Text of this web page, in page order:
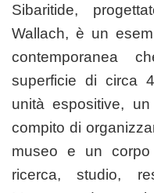
Sibaritide,
Wallach, è un
contemporanea
superficie di circa
unità espositive,
compito di
museo e un
ricerca, studio,